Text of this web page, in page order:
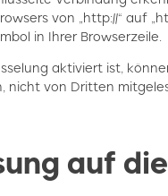
von „http://“ auf
in Ihrer Browserzeile.
aktiviert ist,
nicht von Dritten
auf